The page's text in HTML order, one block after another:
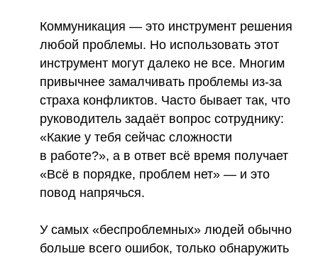
Коммуникация — это инструмент решения
любой проблемы. Но использовать этот
инструмент могут далеко не все. Многим
привычнее замалчивать проблемы из-за
страха конфликтов. Часто бывает так, что
руководитель задаёт вопрос сотруднику:
«Какие у тебя сейчас сложности
в работе?», а в ответ всё время получает
«Всё в порядке, проблем нет» — и это
повод напрячься.
У самых «беспроблемных» людей обычно
больше всего ошибок, только обнаружить